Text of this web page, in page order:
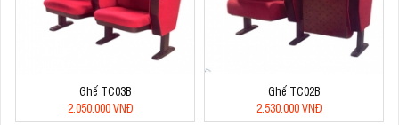
Ghế TC03B
2.050.000 VNĐ
Ghế TC02B
2.530.000 VNĐ